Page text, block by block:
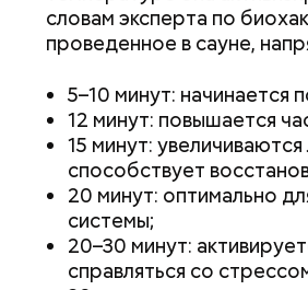
словам эксперта по
проведенное в сауне,
5–10 минут: начинается
12 минут: повышается
15 минут:
способствует
20 минут: оптимально
системы;
20–30 минут:
справляться со
оливковое масло.
Копылов.